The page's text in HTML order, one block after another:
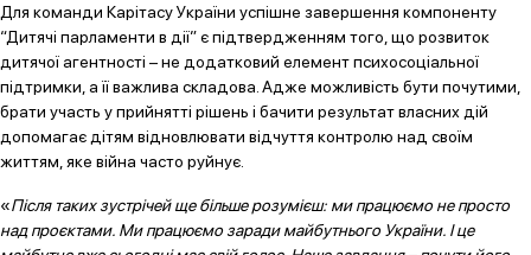
Для команди Карітасу України успішне завершення компоненту
“Дитячі парламенти в дії” є підтвердженням того, що розвиток
дитячої агентності – не додатковий елемент психосоціальної
підтримки, а її важлива складова. Адже можливість бути почутими,
брати участь у прийнятті рішень і бачити результат власних дій
допомагає дітям відновлювати відчуття контролю над своїм
життям, яке війна часто руйнує.
«Після таких зустрічей ще більше розумієш: ми працюємо не просто
над проєктами. Ми працюємо заради майбутнього України. І це